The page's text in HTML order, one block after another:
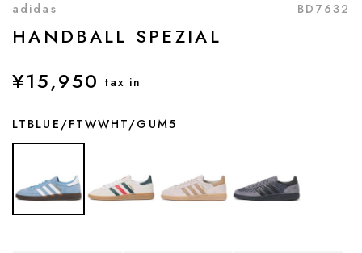
adidas BD7632
HANDBALL SPEZIAL
¥15,950 tax in
LTBLUE/FTWWHT/GUM5